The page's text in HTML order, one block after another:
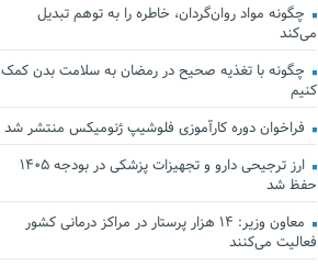
چگونه مواد روان‌گردان، خاطره را به توهم تبدیل
می‌کند
چگونه با تغذیه صحیح در رمضان به سلامت بدن کمک
کنیم
فراخوان دوره کارآموزی فلوشیپ ژنومیکس منتشر شد
ارز ترجیحی دارو و تجهیزات پزشکی در بودجه ۱۴۰۵
حفظ شد
معاون وزیر: ۱۴ هزار پرستار در مراکز درمانی کشور
فعالیت می‌کنند